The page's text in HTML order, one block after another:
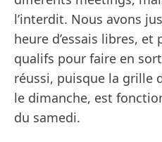
l’interdit. Nous avons
heure d’essais libres, et
qualifs pour faire en
réussi, puisque la grille
le dimanche, est
du samedi.